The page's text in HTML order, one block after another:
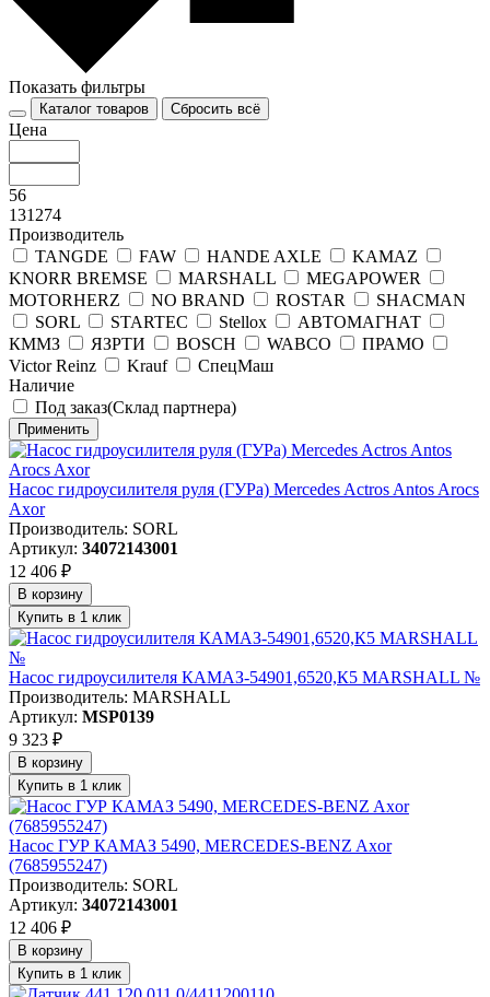
Показать фильтры
Каталог товаров Сбросить всё
Цена
56
131274
Производитель
TANGDE
FAW HANDE AXLE
KAMAZ
KNORR BREMSE
MARSHALL
MEGAPOWER
MOTORHERZ
NO BRAND ROSTAR
SHACMAN
SORL
STARTEC Stellox
АВТОМАГНАТ
КММЗ
ЯЗРТИ BOSCH WABCO
ПРАМО
Victor Reinz
Krauf
СпецМаш
Наличие
Под заказ(Склад партнера)
Применить
Насос гидроусилителя руля (ГУРа) Mercedes Actros Antos Arocs
Axor
Производитель: SORL
Артикул: 34072143001
12 406 ₽
В корзину
Купить в 1 клик
Насос гидроусилителя КАМАЗ-54901,6520,К5 MARSHALL №
Производитель: MARSHALL
Артикул: MSP0139
9 323 ₽
В корзину
Купить в 1 клик
Насос ГУР КАМАЗ 5490, MERCEDES-BENZ Axor
(7685955247)
Производитель: SORL
Артикул: 34072143001
12 406 ₽
В корзину
Купить в 1 клик